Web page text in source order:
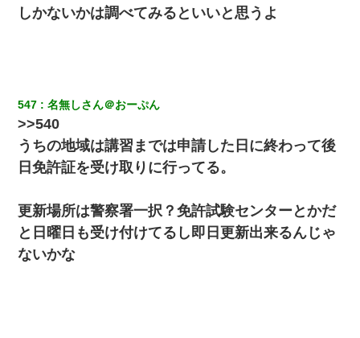
嘘をついてフリン旅行へ出かけた嫁→翌日、嫁「ただいま～」旦
那「娘がシんだよ。何度も連絡したのに…」嫁「えっ」→なん
んできて・・・
父親がくも膜下出血で突然ﾀﾋ。→母の貯金が0なことが判明。→母
「私を家に置いてほしい、どうか見捨てないで(土下座」俺・嫁
「…」
私は家が貧しくて、手に職をつけようと看護師になった。だけど
卒業を控えた年の1月末、車にひかれて看護師になれなくなった。
彼氏の家に泊まる事になり、ゲームで盛り上がってさぁ寝よう！
しかないかは調べてみるといいと思うよ
547 名無しさん＠おーぷん
>>540
うちの地域は講習までは申請した日に終わって後
日免許証を受け取りに行ってる。
更新場所は警察署一択？免許試験センターとかだ
と日曜日も受け付けてるし即日更新出来るんじゃ
ないかな